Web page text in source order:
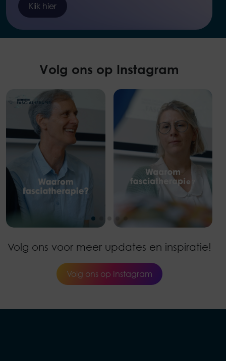
Klik hier
Volg ons op Instagram
Volg ons voor meer updates en inspiratie!
Volg ons op Instagram